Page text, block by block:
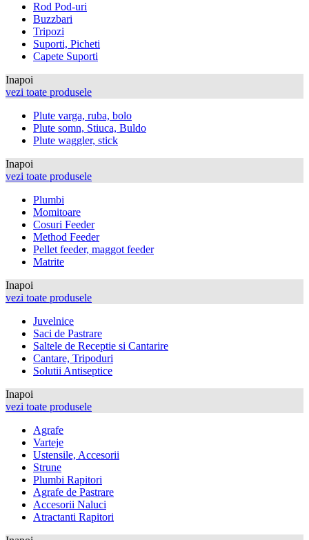
Rod Pod-uri
Buzzbari
Tripozi
Suporti, Picheti
Capete Suporti
Inapoi
vezi toate produsele
Plute varga, ruba, bolo
Plute somn, Stiuca, Buldo
Plute waggler, stick
Inapoi
vezi toate produsele
Plumbi
Momitoare
Cosuri Feeder
Method Feeder
Pellet feeder, maggot feeder
Matrite
Inapoi
vezi toate produsele
Juvelnice
Saci de Pastrare
Saltele de Receptie si Cantarire
Cantare, Tripoduri
Solutii Antiseptice
Inapoi
vezi toate produsele
Agrafe
Varteje
Ustensile, Accesorii
Strune
Plumbi Rapitori
Agrafe de Pastrare
Accesorii Naluci
Atractanti Rapitori